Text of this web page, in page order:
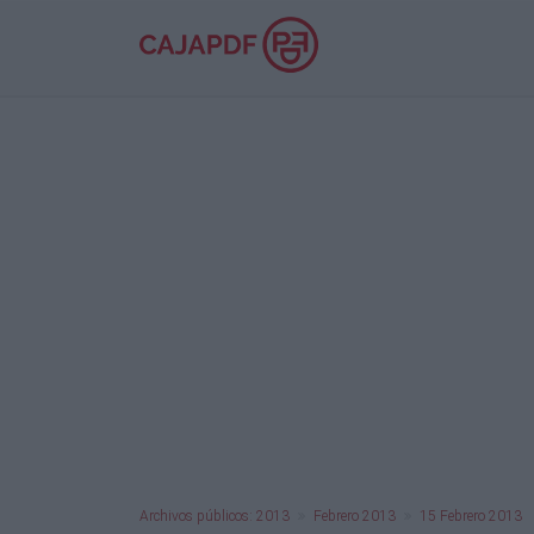
Archivos públicos: 2013 Febrero 2013 15 Febrero 2013